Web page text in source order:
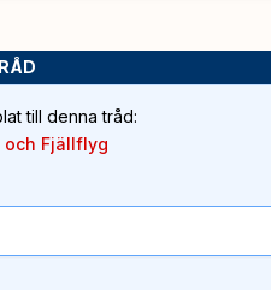
till denna tråd:
och Fjällflyg